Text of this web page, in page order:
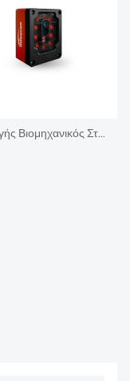
Συμπαγής Βιομηχανικός Σταθερός Ενσωματωμένος Σαρωτής Barcode